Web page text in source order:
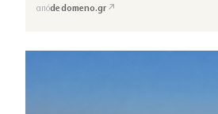
απόdedomeno.gr ↗